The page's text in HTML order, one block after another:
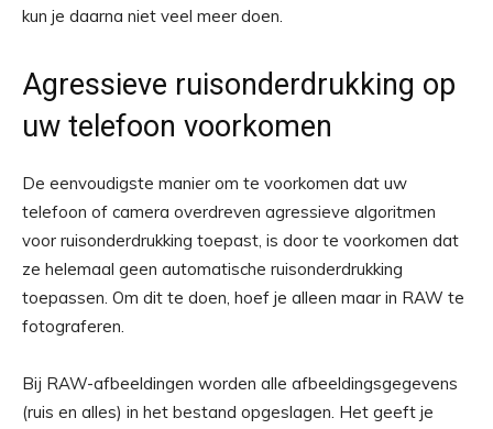
kun je daarna niet veel meer doen.
Agressieve ruisonderdrukking op
uw telefoon voorkomen
De eenvoudigste manier om te voorkomen dat uw
telefoon of camera overdreven agressieve algoritmen
voor ruisonderdrukking toepast, is door te voorkomen dat
ze helemaal geen automatische ruisonderdrukking
toepassen. Om dit te doen, hoef je alleen maar in RAW te
fotograferen.
Bij RAW-afbeeldingen worden alle afbeeldingsgegevens
(ruis en alles) in het bestand opgeslagen. Het geeft je